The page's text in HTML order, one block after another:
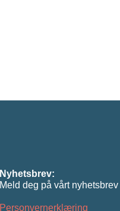
Nyhetsbrev:
Meld deg på vårt nyhetsbrev
Personvernerklæring